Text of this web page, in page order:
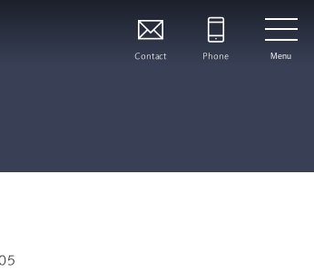
Contact Phone Menu